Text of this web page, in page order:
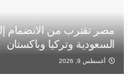
مصر تقترب من الانضمام
السعودية وتركيا وباكستان
أغسطس 9, 2026